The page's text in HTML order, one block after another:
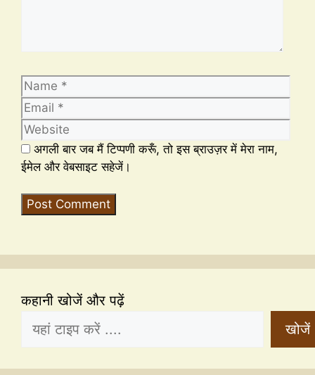
अगली बार जब मैं टिप्पणी करूँ, तो इस ब्राउज़र में मेरा नाम,
ईमेल और वेबसाइट सहेजें।
कहानी खोजें और पढ़ें
खोजें